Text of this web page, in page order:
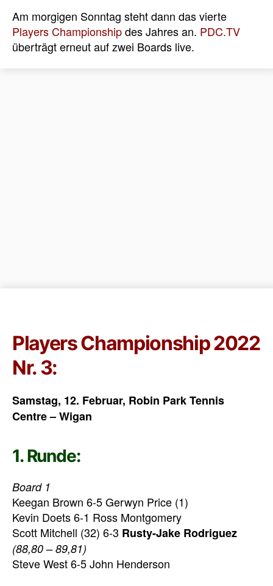
Am morgigen Sonntag steht dann das vierte
Players Championshipdes Jahres an. PDC.TV
überträgt erneut auf zwei Boards live.
Players Championship 2022
Nr. 3:
Samstag, 12. Februar, Robin Park Tennis
Centre – Wigan
1. Runde:
Board 1
Keegan Brown 6-5 Gerwyn Price (1)
Kevin Doets 6-1 Ross Montgomery
Scott Mitchell (32) 6-3 Rusty-Jake Rodriguez
(88,80 – 89,81)
Steve West 6-5 John Henderson